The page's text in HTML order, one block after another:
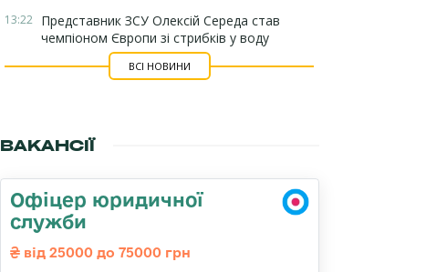
13:22 Представник ЗСУ Олексій Середа став
чемпіоном Європи зі стрибків у воду
ВСІ НОВИНИ
ВАКАНСІЇ
Офіцер юридичної
служби
від 25000 до 75000 грн